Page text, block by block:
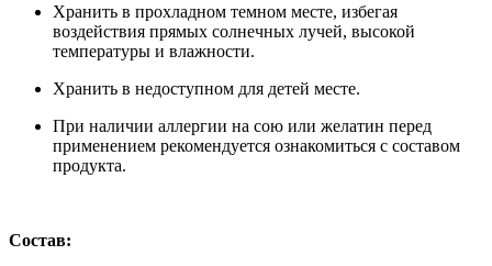
Хранить в прохладном темном месте, избегая
воздействия прямых солнечных лучей, высокой
температуры и влажности.
Хранить в недоступном для детей месте.
При наличии аллергии на сою или желатин перед
применением рекомендуется ознакомиться с составом
продукта.
Состав: